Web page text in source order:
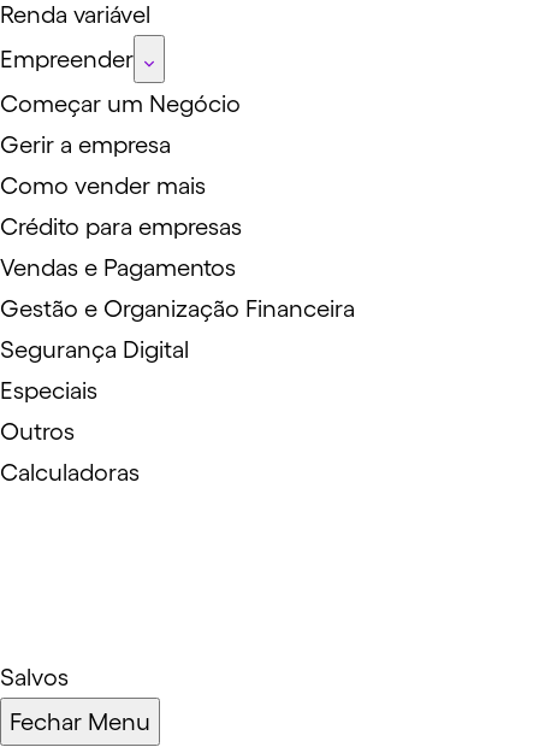
Renda variável
Empreender
Começar um Negócio
Gerir a empresa
Como vender mais
Crédito para empresas
Vendas e Pagamentos
Gestão e Organização Financeira
Segurança Digital
Especiais
Outros
Calculadoras
Salvos
Fechar Menu